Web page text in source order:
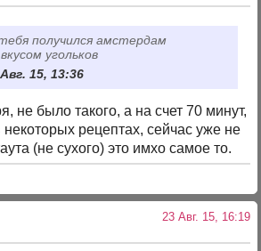
получился амстердам
угольков
15, 13:36
не было такого, а на счет 70 минут,
рецептах, сейчас уже не
(не сухого) это имхо самое то.
23 Авг. 15, 16:19